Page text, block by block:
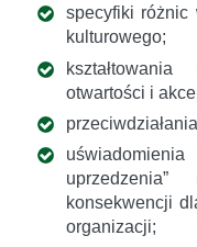
specyfiki różnic
kulturowego;
otwartości i
konsekwencji
organizacji;